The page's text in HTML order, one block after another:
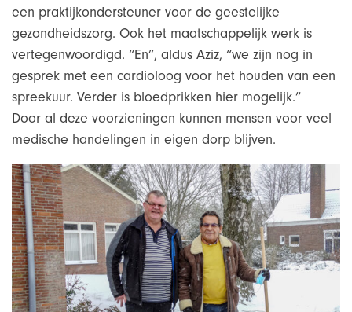
een praktijkondersteuner voor de geestelijke
gezondheidszorg. Ook het maatschappelijk werk is
vertegenwoordigd. “En”, aldus Aziz, “we zijn nog in
gesprek met een cardioloog voor het houden van een
spreekuur. Verder is bloedprikken hier mogelijk.”
Door al deze voorzieningen kunnen mensen voor veel
medische handelingen in eigen dorp blijven.